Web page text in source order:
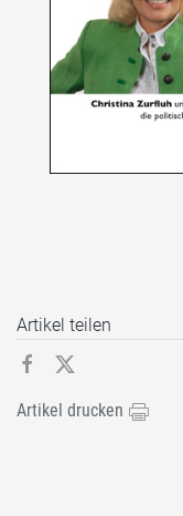
Artikel teilen
Artikel drucken